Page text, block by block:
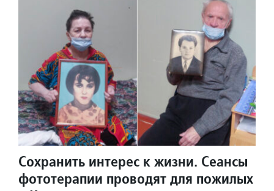
Сохранить интерес к жизни. Сеансы
фототерапии проводят для пожилых